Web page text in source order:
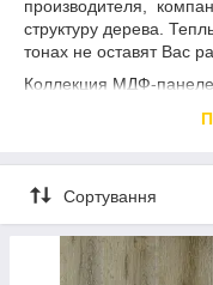
производителя,
структуру дерева.
тонах не оставят Вас
Коллекция МДФ-
атмосферу вашему
Сортування